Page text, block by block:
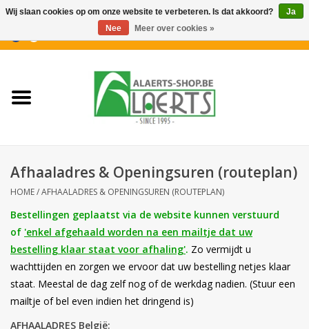
Nieuwigheden
Confiserie
Dranken
Aperitiefkoekjes
Afhaaladres & Openingsuren (routeplan)
HOME/AFHAALADRES & OPENINGSUREN (ROUTEPLAN)
Bestellingen geplaatst via de website kunnen verstuurd
of 'enkel afgehaald worden na een mailtje dat uw
bestelling klaar staat voor afhaling'. Zo vermijdt u
wachttijden en zorgen we ervoor dat uw bestelling netjes klaar
staat. Meestal de dag zelf nog of de werkdag nadien. (Stuur een
mailtje of bel even indien het dringend is)
AFHAALADRES België:
Wij slaan cookies op om onze website te verbeteren. Is dat akkoord?
Ja
Nee
Meer over cookies »